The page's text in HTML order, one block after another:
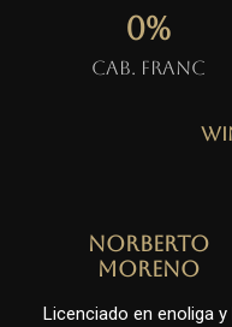
Cab. Franc
0%
Norberto
Moreno
Licenciado en enoliga y